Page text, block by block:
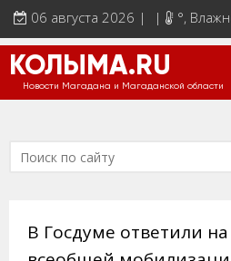
06 августа 2026 | | °,
КОЛЫМА.RU
Новости Магадана и Магаданской области
В Госдуме ответили